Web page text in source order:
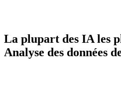
La plupart des IA les
Analyse des données